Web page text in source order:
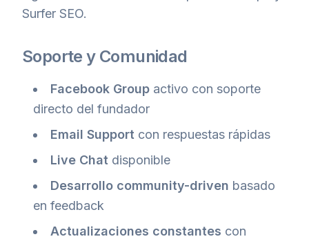
Surfer SEO.
Soporte y Comunidad
Facebook Group activo con soporte
directo del fundador
Email Support con respuestas rápidas
Live Chat disponible
Desarrollo community-driven basado
en feedback
Actualizaciones constantes con